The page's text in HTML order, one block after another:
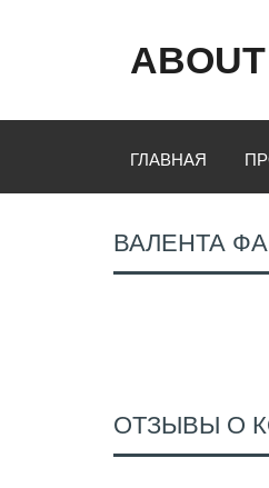
ГЛАВНАЯ
ВАЛЕНТА
ОТЗЫВЫ О